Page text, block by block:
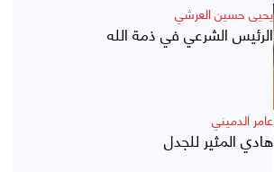
يحيى حسين العرشي
الرئيس الشرعي في ذمة الله
عامر الدميني
هادي المثير للجدل